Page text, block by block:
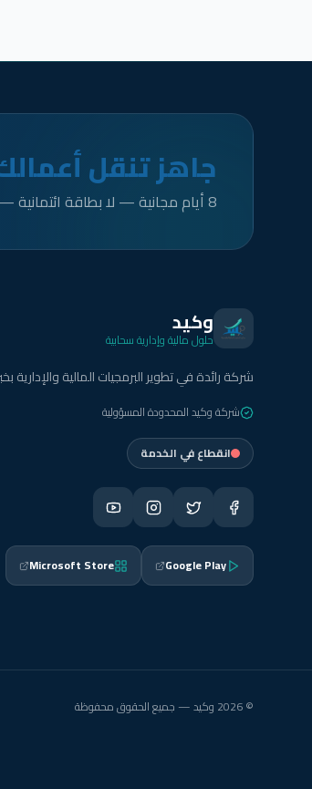
جاهز تنقل
8 أيام مجانية — لا بطاقة ائتمانية — لا التزامات
وكيد
حلول مالية وإدارية سحابية
شركة رائدة في تطوير البرمجيات المالية والإدارية بخبرة
شركة وكيد المحدودة المسؤولية
انقطاع في الخدمة
Google Play
Microsoft Store
© 2026 وكيد — جميع الحقوق محفوظة